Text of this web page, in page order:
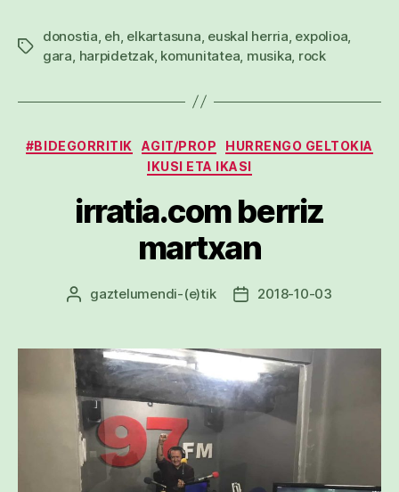
Etiketak
donostia, eh, elkartasuna, euskal herria, expolioa,
gara, harpidetzak, komunitatea, musika, rock
Kategoriak
#BIDEGORRITIK AGIT/PROP
HURRENGO GELTOKIA
IKUSI ETA IKASI
irratia.com berriz
martxan
Argitalpenaren
gaztelumendi-(e)tik
Argitalpenaren
2018-10-03